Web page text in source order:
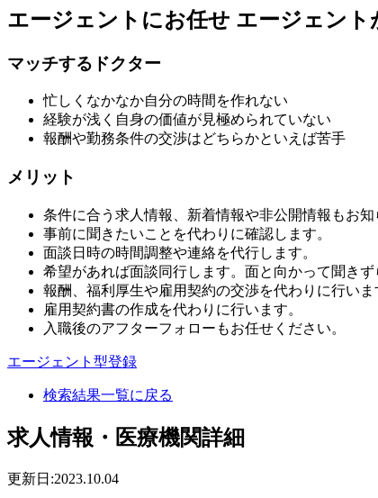
エージェントにお任せ エージェント
マッチするドクター
忙しくなかなか自分の時間を作れない
経験が浅く自身の価値が見極められていない
報酬や勤務条件の交渉はどちらかといえば苦手
メリット
条件に合う求人情報、新着情報や非公開情報もお知
事前に聞きたいことを代わりに確認します。
面談日時の時間調整や連絡を代行します。
希望があれば面談同行します。面と向かって聞き
報酬、福利厚生や雇用契約の交渉を代わりに行いま
雇用契約書の作成を代わりに行います。
入職後のアフターフォローもお任せください。
エージェント型登録
検索結果一覧に戻る
求人情報・医療機関詳細
更新日:2023.10.04